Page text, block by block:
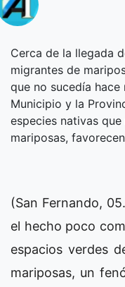
Cerca de la llegada
migrantes de
que no sucedía hace
Municipio y la
especies nativas
mariposas,
(San Fernando,
el hecho poco
espacios verdes
mariposas, un